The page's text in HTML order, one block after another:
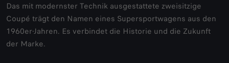
Das mit modernster Technik ausgestattete zweisitzige
Coupé trägt den Namen eines Supersportwagens aus den
1960er-Jahren. Es verbindet die Historie und die Zukunft
der Marke.